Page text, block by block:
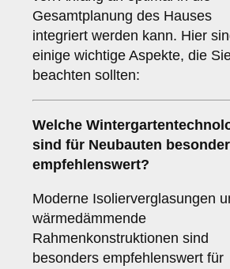
Gesamtplanung des Hauses
integriert werden kann. Hier
einige wichtige Aspekte, die
beachten sollten:
Welche
sind für Neubauten
empfehlenswert?
Moderne Isolierverglasungen
wärmedämmende
Rahmenkonstruktionen sind
besonders empfehlenswert für